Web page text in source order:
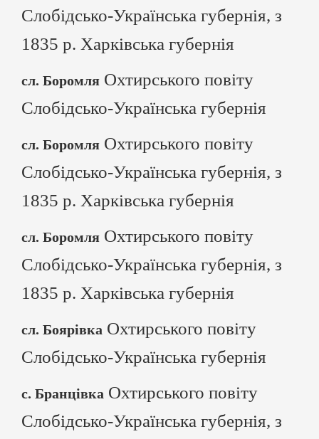
Слобідсько-Українська губернія, з
1835 р. Харківська губернія
сл. Боромля Охтирського повіту
Слобідсько-Українська губернія
сл. Боромля Охтирського повіту
Слобідсько-Українська губернія, з
1835 р. Харківська губернія
сл. Боромля Охтирського повіту
Слобідсько-Українська губернія, з
1835 р. Харківська губернія
сл. Боярівка Охтирського повіту
Слобідсько-Українська губернія
с. Бранцівка Охтирського повіту
Слобідсько-Українська губернія, з